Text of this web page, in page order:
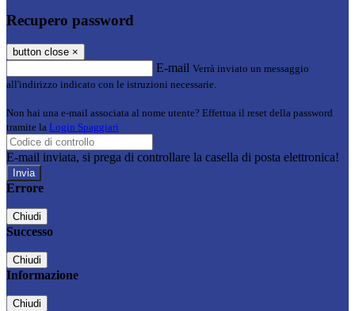
Recupero password
button close ×
E-mail Verrà inviato un messaggio
all'indirizzo indicato con le istruzioni necessarie.
Non hai una e-mail associata al nome utente? Effettua il reset della password
tramite la Login Spaggiari
E-mail inviata, si prega di controllare la casella di posta elettronica!
Errore
Chiudi
Successo
Chiudi
Informazione
Chiudi